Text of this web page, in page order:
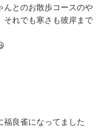
んとのお散歩コースのや
れでも寒さも彼岸まで
良雀になってました